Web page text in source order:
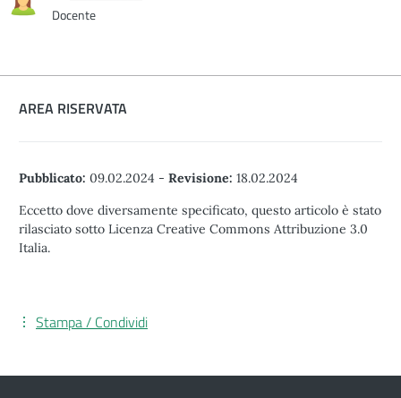
Docente
AREA RISERVATA
Pubblicato: 09.02.2024 - Revisione: 18.02.2024
Eccetto dove diversamente specificato, questo articolo è stato
rilasciato sotto Licenza Creative Commons Attribuzione 3.0
Italia.
Stampa / Condividi